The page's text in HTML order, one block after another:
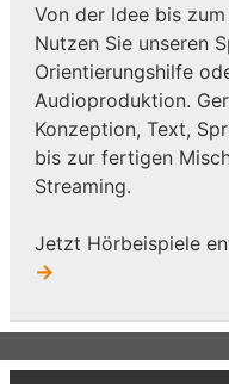
Von der Idee bis
Nutzen Sie unseren
Orientierungshilfe
Audioproduktion.
Konzeption, Text,
bis zur fertigen
Streaming.
Jetzt Hörbeispiele
→